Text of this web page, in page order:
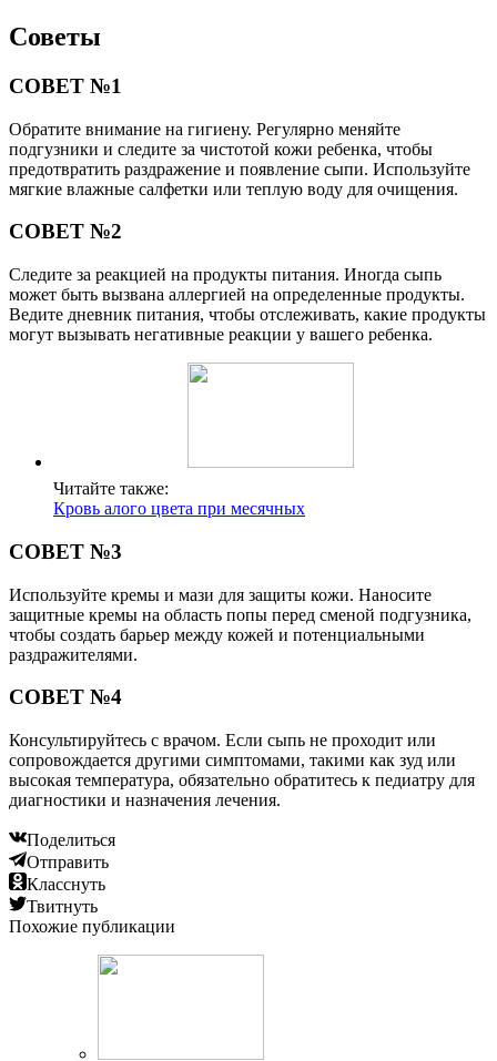
Советы
СОВЕТ №1
Обратите внимание на гигиену. Регулярно меняйте
подгузники и следите за чистотой кожи ребенка, чтобы
предотвратить раздражение и появление сыпи. Используйте
мягкие влажные салфетки или теплую воду для очищения.
СОВЕТ №2
Следите за реакцией на продукты питания. Иногда сыпь
может быть вызвана аллергией на определенные продукты.
Ведите дневник питания, чтобы отслеживать, какие продукты
могут вызывать негативные реакции у вашего ребенка.
Читайте также:
Кровь алого цвета при месячных
СОВЕТ №3
Используйте кремы и мази для защиты кожи. Наносите
защитные кремы на область попы перед сменой подгузника,
чтобы создать барьер между кожей и потенциальными
раздражителями.
СОВЕТ №4
Консультируйтесь с врачом. Если сыпь не проходит или
сопровождается другими симптомами, такими как зуд или
высокая температура, обязательно обратитесь к педиатру для
диагностики и назначения лечения.
Поделиться
Отправить
Класснуть
Твитнуть
Похожие публикации